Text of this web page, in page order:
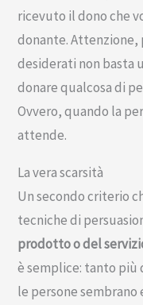
ricevuto il dono che
donante.
desiderati non basta
donare qualcosa di
Ovvero, quando la
attende.
La vera scarsità
Un secondo criterio
tecniche di
prodotto o del
è semplice: tanto più
le persone